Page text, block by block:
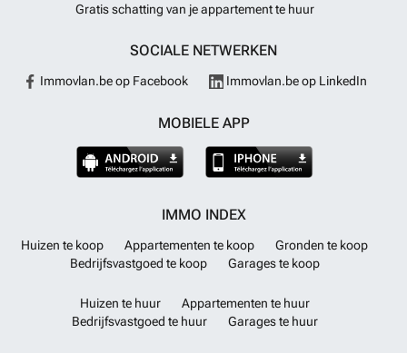
Gratis schatting van je appartement te huur
SOCIALE NETWERKEN
Immovlan.be op Facebook Immovlan.be op LinkedIn
MOBIELE APP
IMMO INDEX
Huizen te koop Appartementen te koop
Gronden te koop
Bedrijfsvastgoed te koop
Garages te koop
Huizen te huur
Appartementen te huur
Bedrijfsvastgoed te huur
Garages te huur